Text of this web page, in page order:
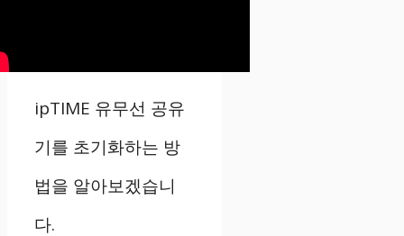
ipTIME 유무선 공유
기를 초기화하는 방
법을 알아보겠습니
다.